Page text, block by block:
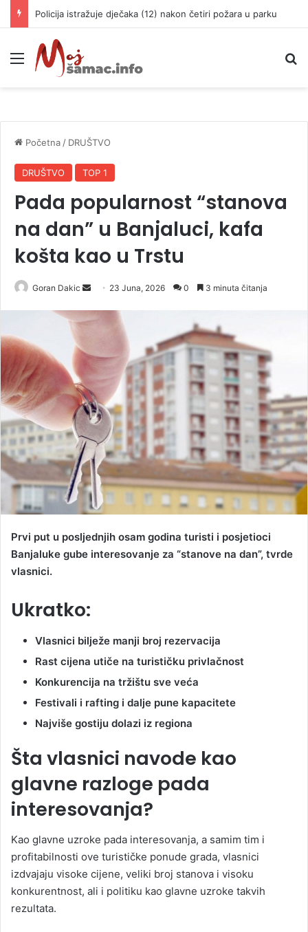
Policija istražuje dječaka (12) nakon četiri požara u parku
Meni
Početna / DRUŠTVO
DRUŠTVO TOP 1
Pada popularnost “stanova
na dan” u Banjaluci, kafa
košta kao u Trstu
Goran Dakic
n
a
m
a
i
23 Juna, 2026 0 3 minuta čitanja
Prvi put u posljednjih osam godina turisti i posjetioci
Banjaluke gube interesovanje za “stanove na dan”, tvrde
vlasnici.
Ukratko:
Vlasnici bilježe manji broj rezervacija
Rast cijena utiče na turističku privlačnost
Konkurencija na tržištu sve veća
Festivali i rafting i dalje pune kapacitete
Najviše gostiju dolazi iz regiona
Šta vlasnici navode kao
glavne razloge pada
interesovanja?
Kao glavne uzroke pada interesovanja, a samim tim i
profitabilnosti ove turističke ponude grada, vlasnici
izdvajaju visoke cijene, veliki broj stanova i visoku
konkurentnost, ali i politiku kao glavne uzroke takvih
rezultata.